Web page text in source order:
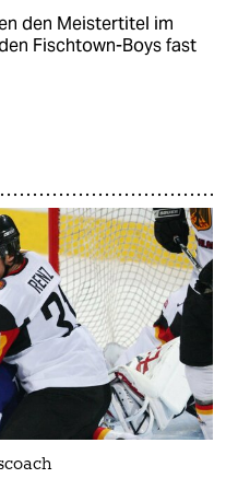
den Meistertitel im
Fischtown-Boys fast